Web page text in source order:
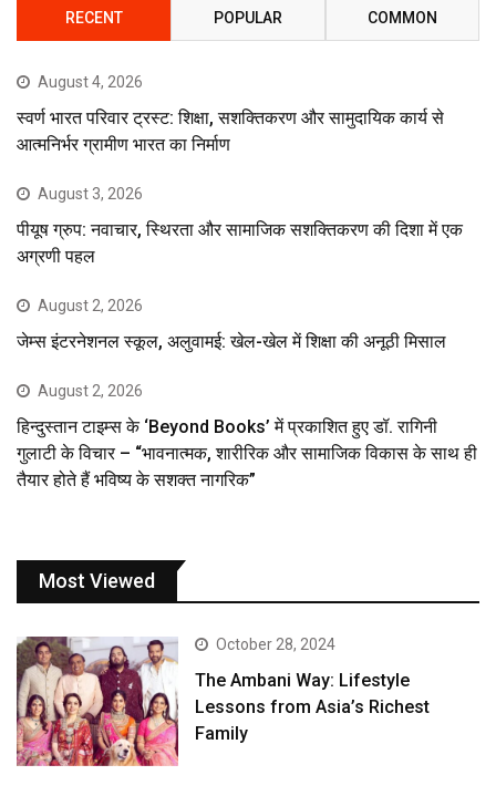
RECENT POPULAR COMMON
August 4, 2026
स्वर्ण भारत परिवार ट्रस्ट: शिक्षा, सशक्तिकरण और सामुदायिक कार्य से
आत्मनिर्भर ग्रामीण भारत का निर्माण
August 3, 2026
पीयूष ग्रुप: नवाचार, स्थिरता और सामाजिक सशक्तिकरण की दिशा में एक
अग्रणी पहल
August 2, 2026
जेम्स इंटरनेशनल स्कूल, अलुवामई: खेल-खेल में शिक्षा की अनूठी मिसाल
August 2, 2026
हिन्दुस्तान टाइम्स के ‘Beyond Books’ में प्रकाशित हुए डॉ. रागिनी
गुलाटी के विचार – “भावनात्मक, शारीरिक और सामाजिक विकास के साथ ही
तैयार होते हैं भविष्य के सशक्त नागरिक”
Most Viewed
October 28, 2024
The Ambani Way: Lifestyle
Lessons from Asia’s Richest
Family